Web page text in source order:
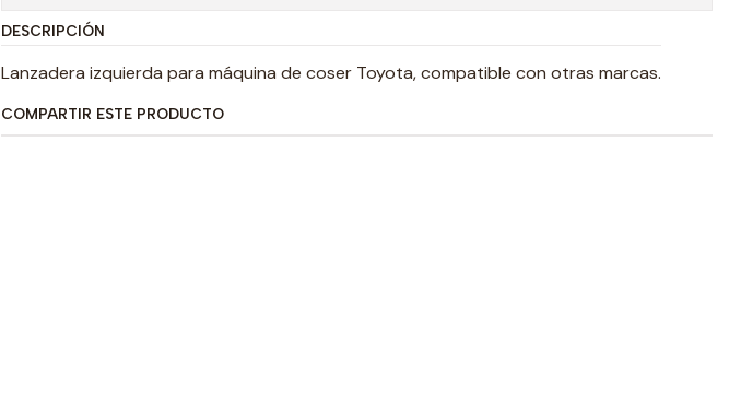
DESCRIPCIÓN
Lanzadera izquierda para máquina de coser Toyota, compatible con otras marcas.
COMPARTIR ESTE PRODUCTO